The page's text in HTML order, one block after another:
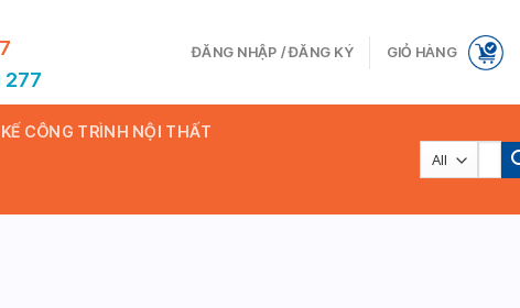
ĐĂNG NHẬP / ĐĂNG KÝ GIỎ HÀNG
CÔNG TRÌNH NỘI THẤT